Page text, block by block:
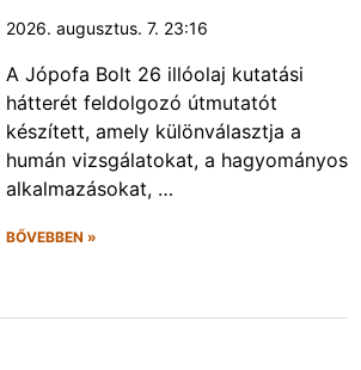
2026. augusztus. 7. 23:16
A Jópofa Bolt 26 illóolaj kutatási
hátterét feldolgozó útmutatót
készített, amely különválasztja a
humán vizsgálatokat, a hagyományos
alkalmazásokat, …
BŐVEBBEN »